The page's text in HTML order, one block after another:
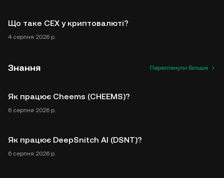
Що таке CEX у криптовалюті?
4 серпня 2026 р.
Знання Переглянути більше
Як працює Cheems (CHEEMS)?
6 серпня 2026 р.
Як працює DeepSnitch AI (DSNT)?
6 серпня 2026 р.